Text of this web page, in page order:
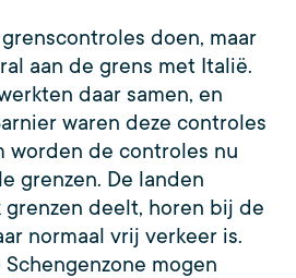
doen, maar
aan de grens met Italië.
daar samen, en
waren deze controles
worden de controles nu
grenzen. De landen
grenzen deelt, horen bij de
normaal vrij verkeer is.
mogen